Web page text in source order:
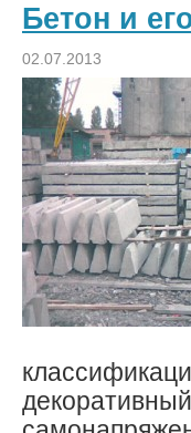
Бетон и
02.07.2013